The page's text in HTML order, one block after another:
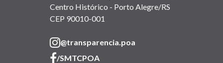
Centro Histórico - Porto Alegre/RS
CEP 90010-001
@transparencia.poa
/SMTCPOA(link